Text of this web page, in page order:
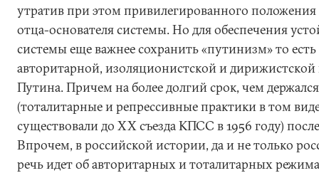
утратив при этом привилегированного
отца-основателя системы. Но для обеспечения
системы еще важнее сохранить «путинизм» то
авторитарной, изоляционистской и дирижистской
Путина. Причем на более долгий срок, чем
(тоталитарные и репрессивные практики в том
существовали до XX съезда КПСС в 1956 году)
Впрочем, в российской истории, да и не только
речь идет об авторитарных и тоталитарных